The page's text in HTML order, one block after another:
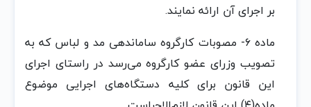
بر اجرای آن‌ ارائه‌ نمایند.
ماده‌ ۶- مصوبات‌ کارگروه‌ ساماندهی‌ مد و لباس‌ که‌ به‌
تصویب‌ وزرای عضو کارگروه‌ می‌رسد در راستای اجرای
این‌ قانون‌ برای کلیه‌ دستگاه‌های اجرایی موضوع‌